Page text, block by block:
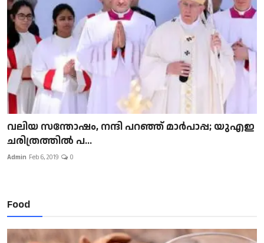
വലിയ സന്തോഷം, നന്ദി പറഞ്ഞ് മാർപാപ്പ; യുഎഇ
ചരിത്രത്തിൽ പ...
Admin Feb 6, 2019 0
Food